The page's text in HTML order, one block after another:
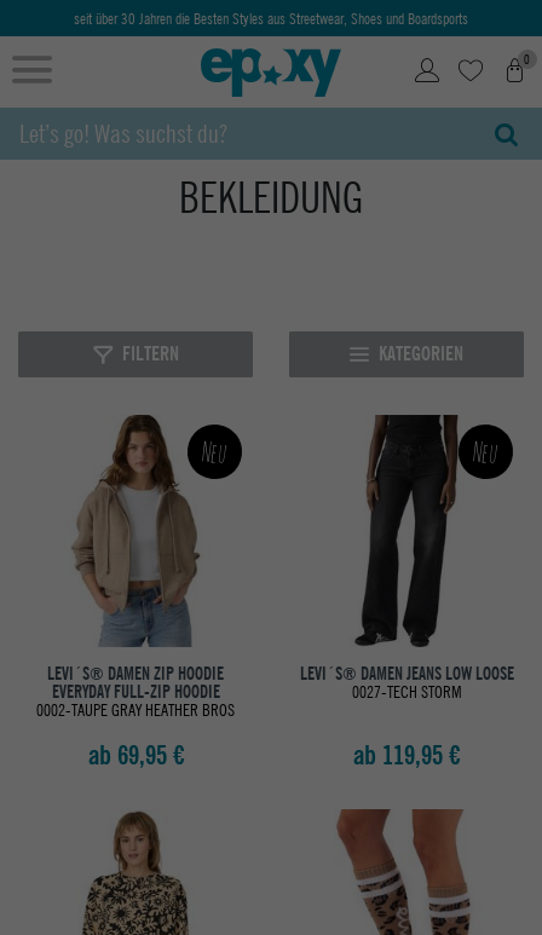
Ab 50€ kostenlose Lieferung & Retoure
0
BEKLEIDUNG
FILTERN
KATEGORIEN
Neu
LEVI´S® DAMEN ZIP HOODIE
EVERYDAY FULL-ZIP HOODIE
0002-TAUPE GRAY HEATHER BROS
ab 69,95 €
Neu
LEVI´S® DAMEN JEANS LOW LOOSE
0027-TECH STORM
ab 119,95 €